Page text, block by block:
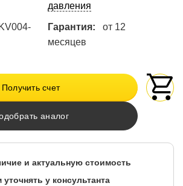
давления
Гарантия:
от 12
месяцев
Получить счет
аналог
и актуальную стоимость
у консультанта